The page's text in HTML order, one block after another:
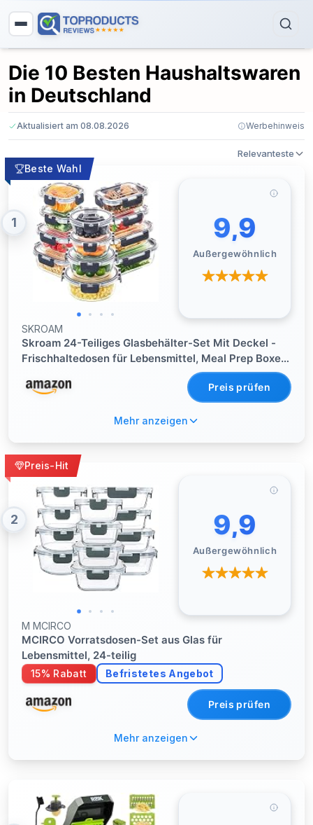
Die 10 Besten Haushaltswaren
in Deutschland
Aktualisiert am 08.08.2026 Werbehinweis
Relevanteste
Beste Wahl
1 9,9
Außergewöhnlich
SKROAM
Skroam 24-Teiliges Glasbehälter-Set Mit Deckel -
Frischhaltedosen für Lebensmittel, Meal Prep Boxen,
Mikrowellengeeignet, BPA-Frei (12 Behälter & 12
Deckel)
Preis prüfen
Mehr anzeigen
Preis-Hit
2 9,9
Außergewöhnlich
M MCIRCO
MCIRCO Vorratsdosen-Set aus Glas für
Lebensmittel, 24-teilig
15% Rabatt Befristetes Angebot
Preis prüfen
Mehr anzeigen